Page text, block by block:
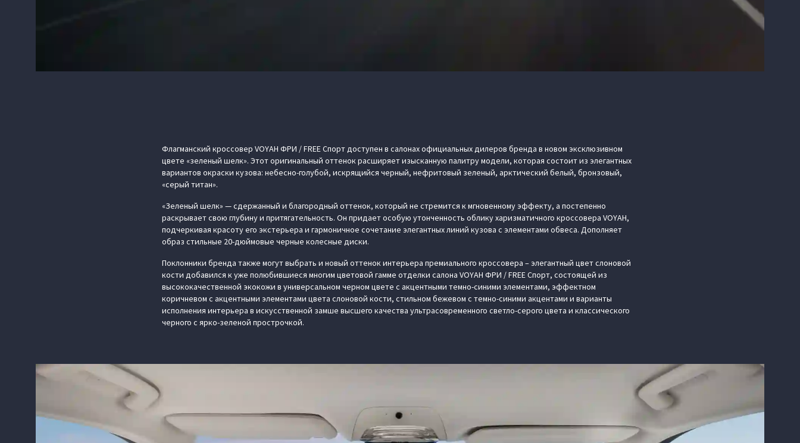
Флагманский кроссовер VOYAH ФРИ / FREE Спорт доступен в салонах официальных дилеров бренда в новом эксклюзивном
цвете «зеленый шелк». Этот оригинальный оттенок расширяет изысканную палитру модели, которая состоит из элегантных
вариантов окраски кузова: небесно-голубой, искрящийся черный, нефритовый зеленый, арктический белый, бронзовый,
«серый титан».
«Зеленый шелк» — сдержанный и благородный оттенок, который не стремится к мгновенному эффекту, а постепенно
раскрывает свою глубину и притягательность. Он придает особую утонченность облику харизматичного кроссовера VOYAH,
подчеркивая красоту его экстерьера и гармоничное сочетание элегантных линий кузова с элементами обвеса. Дополняет
образ стильные 20-дюймовые черные колесные диски.
Поклонники бренда также могут выбрать и новый оттенок интерьера премиального кроссовера – элегантный цвет слоновой
кости добавился к уже полюбившиеся многим цветовой гамме отделки салона VOYAH ФРИ / FREE Спорт, состоящей из
высококачественной экокожи в универсальном черном цвете с акцентными темно-синими элементами, эффектном
коричневом с акцентными элементами цвета слоновой кости, стильном бежевом с темно-синими акцентами и варианты
исполнения интерьера в искусственной замше высшего качества ультрасовременного светло-серого цвета и классического
черного с ярко-зеленой прострочкой.